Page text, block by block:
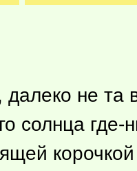
далеко не та
солнца где-